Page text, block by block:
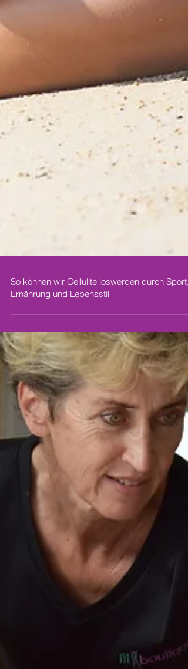
So können wir Cellulite loswerden durch Sport,
Ernährung und Lebensstil